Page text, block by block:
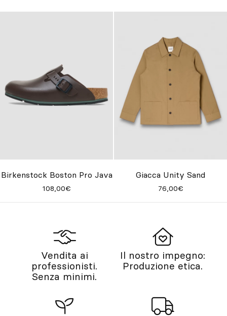
Birkenstock Boston Pro Java
108,00€
Giacca Unity Sand
76,00€
Vendita ai
professionisti.
Senza minimi.
Il nostro impegno:
Produzione etica.